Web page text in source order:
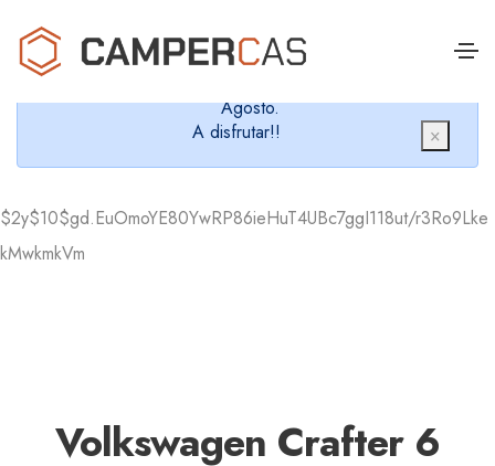
Cerramos en verano, que nos queremos dar un
chapuzón y refrescarnos.
Agosto.
A disfrutar!!
×
$2y$10$gd.EuOmoYE80YwRP86ieHuT4UBc7ggI118ut/r3Ro9Lke
kMwkmkVm
Volkswagen Crafter 6